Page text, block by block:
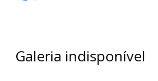
Galeria indisponível